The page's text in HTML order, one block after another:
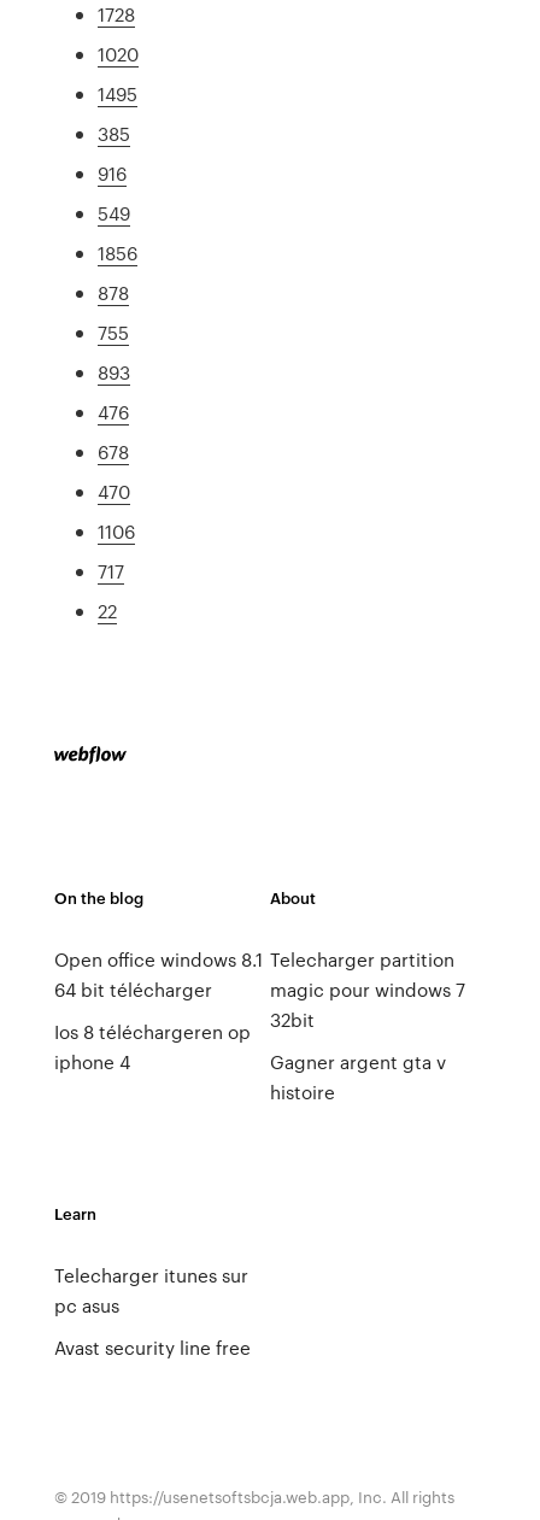
1728
1020
1495
385
916
549
1856
878
755
893
476
678
470
1106
717
22
On the blog
Open office windows 8.1
64 bit télécharger
Ios 8 téléchargeren op
iphone 4
About
Telecharger partition
magic pour windows 7
32bit
Gagner argent gta v
histoire
Learn
Telecharger itunes sur
pc asus
Avast security line free
© 2019 https://usenetsoftsbcja.web.app, Inc. All rights